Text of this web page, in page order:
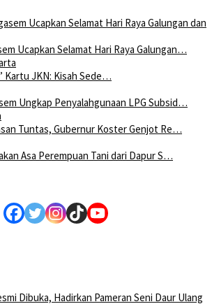
Ucapkan Selamat Hari Raya Galungan…
Kartu JKN: Kisah Sede…
Ungkap Penyalahgunaan LPG Subsid…
Tuntas, Gubernur Koster Genjot Re…
Asa Perempuan Tani dari Dapur S…